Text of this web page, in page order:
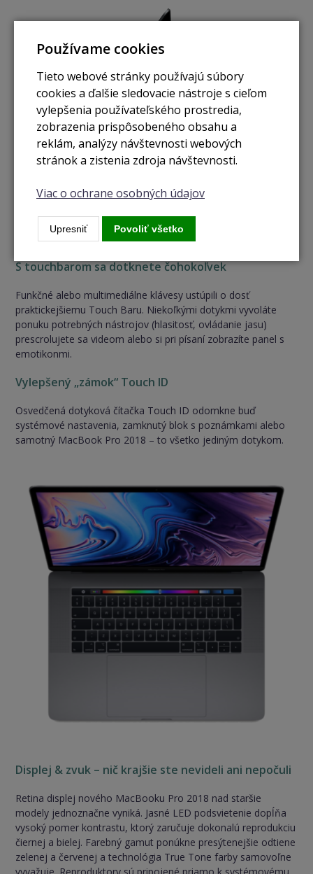
S touchbarom sa dotknete čohokoľvek
Funkčné alebo multimediálne klávesy ustúpili o dosť
praktickejšiemu Touch Baru. Niekoľkými dotykmi vyvoláte
ponuku potrebných nástrojov (hlasitosť, ovládanie jasu)
prescrolujete sa videom alebo si pri písaní zobrazíte panel s
emotikonmi.
Vylepšený „zámok“ Touch ID
Osvedčená dotyková čítačka Touch ID odomkne buď
systémové nastavenia, zamknutý blok s poznámkami alebo
samotný MacBook Pro 2018 – to všetko jediným dotykom.
Displej & zvuk – nič krajšie ste nevideli ani nepočuli
Retina displej nového MacBooku Pro 2018 nad staršie
modely jednoznačne vyniká. Jasné LED podsvietenie dopĺňa
vysoký pomer kontrastu, ktorý zaručuje dokonalú reprodukciu
čiernej a bielej. Farebný gamut ponúkne presýtenejšie odtiene
zelenej a červenej a technológia True Tone farby samovoľne
Používame cookies
Tieto webové stránky používajú súbory
cookies a ďalšie sledovacie nástroje s cieľom
vylepšenia používateľského prostredia,
zobrazenia prispôsobeného obsahu a
reklám, analýzy návštevnosti webových
stránok a zistenia zdroja návštevnosti.
Viac o ochrane osobných údajov
Upresniť Povoliť všetko